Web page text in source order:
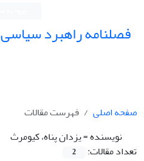
فصلنامه راهبرد سیاسی
صفحه اصلی
فهرست مقالات
نویسنده =یزدان پناه، کیومرث
تعداد مقالات:
2